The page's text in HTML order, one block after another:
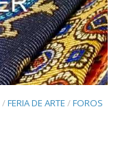
/FERIA DE ARTE /FOROS